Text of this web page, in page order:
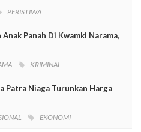
PERISTIWA
Panah Di Kwamki Narama,
KRIMINAL
Patra Niaga Turunkan Harga
EKONOMI